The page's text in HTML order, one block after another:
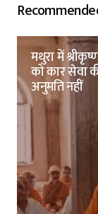
मथुरा में
को कार सेवा
अनुमति नहीं